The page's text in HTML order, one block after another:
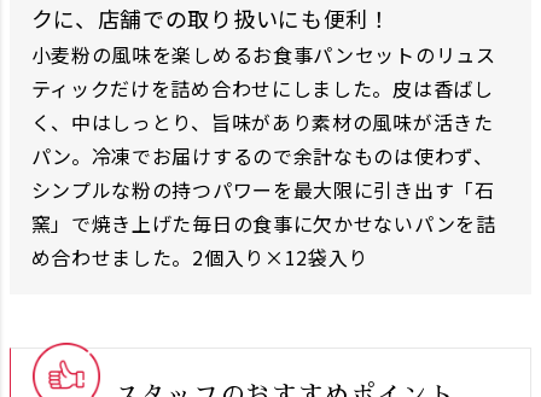
クに、店舗での取り扱いにも便利！
小麦粉の風味を楽しめるお食事パンセットのリュス
ティックだけを詰め合わせにしました。皮は香ばし
く、中はしっとり、旨味があり素材の風味が活きた
パン。冷凍でお届けするので余計なものは使わず、
シンプルな粉の持つパワーを最大限に引き出す「石
窯」で焼き上げた毎日の食事に欠かせないパンを詰
め合わせました。2個入り×12袋入り